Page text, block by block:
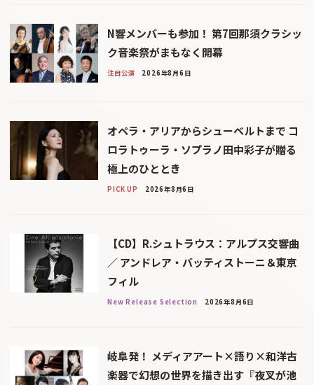
N響メンバーも参加！ 第7回那須クラシッ
ク音楽祭がまもなく開幕
注目公演 2026年8月6日
オペラ・アリアからシューベルトまで コ
ロラトゥーラ・ソプラノ田中彩子が贈る
極上のひととき
PICK UP 2026年8月6日
【CD】R.シュトラウス：アルプス交響曲
／ アンドレア・バッティストーニ＆東京
フィル
New Release Selection 2026年8月6日
岐阜発！ メディアアート×語り×和洋古
楽器で幻想の世界を描き出す『夜叉が池